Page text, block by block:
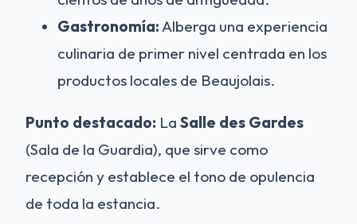
Gastronomía:Alberga una experiencia
culinaria de primer nivel centrada en los
productos locales de Beaujolais.
Punto destacado: La Salle des Gardes
(Sala de la Guardia), que sirve como
recepción y establece el tono de opulencia
de toda la estancia.